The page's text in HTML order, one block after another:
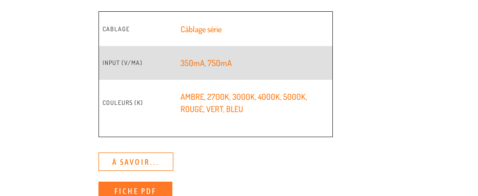
CABLAGE Câblage série
INPUT (V/MA) 350mA,750mA
COULEURS (K)
AMBRE,2700K,3000K,4000K,5000K,
ROUGE,VERT, BLEU
À SAVOIR...
FICHE PDF